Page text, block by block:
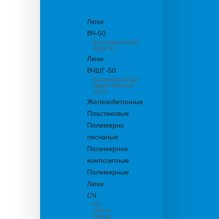
Люки
ВЧ-50
Высокопрочный
чугун 50
Люки
ВЧШГ-50
Высокопрочный
сверхтяжелый
чугун
Железобетонные
Пластиковые
Полимерно
песчаные
Полимерное
композитные
Полимерные
Люки
СЧ
Из
серого
чугуна